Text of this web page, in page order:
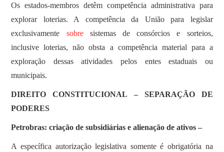
Os estados-membros detêm competência administrativa para
explorar loterias. A competência da União para legislar
exclusivamente sobresistemas de consórcios e sorteios,
inclusive loterias, não obsta a competência material para a
exploração dessas atividades pelos entes estaduais ou
municipais.
DIREITO CONSTITUCIONAL – SEPARAÇÃO DE
PODERES
Petrobras: criação de subsidiárias e alienação de ativos –
A específica autorização legislativa somente é obrigatória na